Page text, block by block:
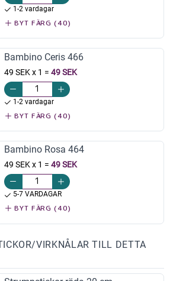
1-2 vardagar
BYT FÄRG (40)
Bambino Ceris 466
49 SEK x 1 = 49 SEK
1-2 vardagar
BYT FÄRG (40)
Bambino Rosa 464
49 SEK x 1 = 49 SEK
5-7 VARDAGAR
BYT FÄRG (40)
VIRKNÅLAR TILL DETTA